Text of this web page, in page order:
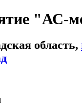
"АС-
область,